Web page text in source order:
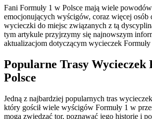
Fani Formuły 1 w Polsce mają wiele
emocjonujących wyścigów, coraz więcej osób
wycieczki do miejsc związanych z tą
tym artykule przyjrzymy się najnowszym
aktualizacjom dotyczącym wycieczek
Popularne Trasy Wycieczek
Polsce
Jedną z najbardziej popularnych tras
który gościł wiele wyścigów Formuły 1 w
mogą zwiedzać tor, poznawać jego historię i